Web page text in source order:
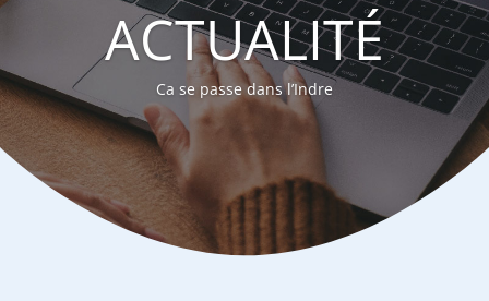
ACTUALITÉ
Ca se passe dans l’Indre